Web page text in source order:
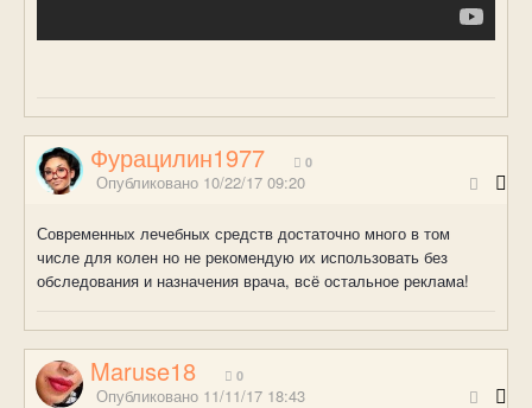
Фурацилин1977 0
Опубликовано 10/22/17 09:20
Современных лечебных средств достаточно много в том
числе для колен но не рекомендую их использовать без
обследования и назначения врача, всё остальное реклама!
Maruse18 0
Опубликовано 11/11/17 18:43